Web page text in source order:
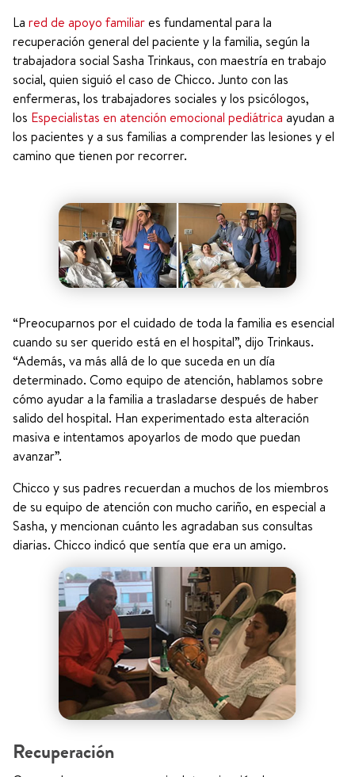
La red de apoyo familiares fundamental para la
recuperación general del paciente y la familia, según la
trabajadora social Sasha Trinkaus, con maestría en trabajo
social, quien siguió el caso de Chicco. Junto con las
enfermeras, los trabajadores sociales y los psicólogos,
los Especialistas en atención emocional pediátrica ayudan a
los pacientes y a sus familias a comprender las lesiones y el
camino que tienen por recorrer.
“Preocuparnos por el cuidado de toda la familia es esencial
cuando su ser querido está en el hospital”, dijo Trinkaus.
“Además, va más allá de lo que suceda en un día
determinado. Como equipo de atención, hablamos sobre
cómo ayudar a la familia a trasladarse después de haber
salido del hospital. Han experimentado esta alteración
masiva e intentamos apoyarlos de modo que puedan
avanzar”.
Chicco y sus padres recuerdan a muchos de los miembros
de su equipo de atención con mucho cariño, en especial a
Sasha, y mencionan cuánto les agradaban sus consultas
diarias. Chicco indicó que sentía que era un amigo.
Recuperación